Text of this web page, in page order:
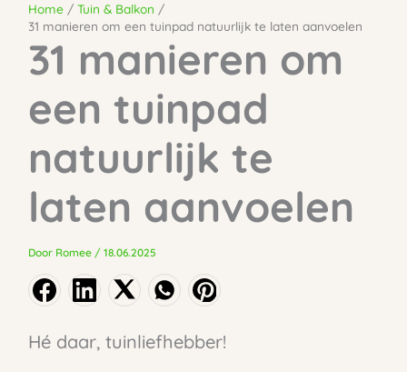
Home
Tuin & Balkon
31 manieren om een tuinpad natuurlijk te laten aanvoelen
31 manieren om
een tuinpad
natuurlijk te
laten aanvoelen
Door Romee / 18.06.2025
Hé daar, tuinliefhebber!